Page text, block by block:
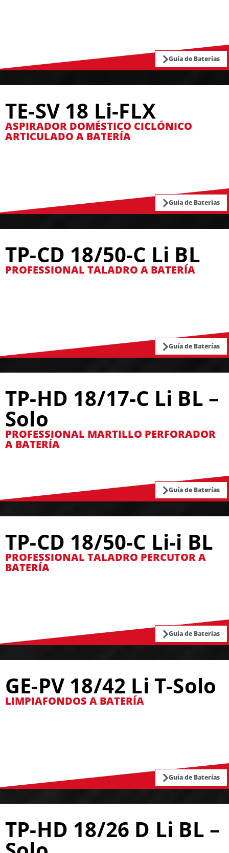
Guía de Baterías
TE-SV 18 Li-FLX
ASPIRADOR DOMÉSTICO CICLÓNICO
ARTICULADO A BATERÍA
Guía de Baterías
TP-CD 18/50-C Li BL
PROFESSIONAL TALADRO A BATERÍA
Guía de Baterías
TP-HD 18/17-C Li BL –
Solo
PROFESSIONAL MARTILLO PERFORADOR
A BATERÍA
Guía de Baterías
TP-CD 18/50-C Li-i BL
PROFESSIONAL TALADRO PERCUTOR A
BATERÍA
Guía de Baterías
GE-PV 18/42 Li T-Solo
LIMPIAFONDOS A BATERÍA
Guía de Baterías
TP-HD 18/26 D Li BL –